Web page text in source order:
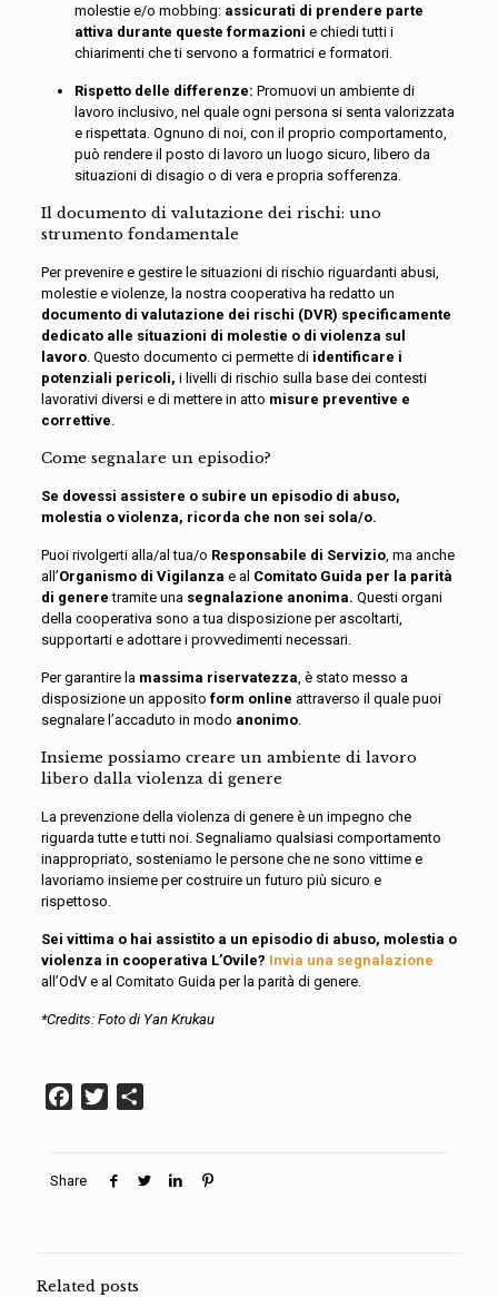
molestie e/o mobbing: assicurati di prendere parte
attiva durante queste formazioni e chiedi tutti i
chiarimenti che ti servono a formatrici e formatori.
Rispetto delle differenze: Promuovi un ambiente di
lavoro inclusivo, nel quale ogni persona si senta valorizzata
e rispettata. Ognuno di noi, con il proprio comportamento,
può rendere il posto di lavoro un luogo sicuro, libero da
situazioni di disagio o di vera e propria sofferenza.
Il documento di valutazione dei rischi: uno
strumento fondamentale
Per prevenire e gestire le situazioni di rischio riguardanti abusi,
molestie e violenze, la nostra cooperativa ha redatto un
documento di valutazione dei rischi (DVR) specificamente
dedicato alle situazioni di molestie o di violenza sul
lavoro. Questo documento ci permette di identificare i
potenziali pericoli, i livelli di rischio sulla base dei contesti
lavorativi diversi e di mettere in atto misure preventive e
correttive.
Come segnalare un episodio?
Se dovessi assistere o subire un episodio di abuso,
molestia o violenza, ricorda che non sei sola/o.
Puoi rivolgerti alla/al tua/o Responsabile di Servizio, ma anche
all’Organismo di Vigilanza e al Comitato Guida per la parità
di genere tramite una segnalazione anonima. Questi organi
della cooperativa sono a tua disposizione per ascoltarti,
supportarti e adottare i provvedimenti necessari.
Per garantire la massima riservatezza, è stato messo a
disposizione un apposito form online attraverso il quale puoi
segnalare l’accaduto in modo anonimo.
Insieme possiamo creare un ambiente di lavoro
libero dalla violenza di genere
La prevenzione della violenza di genere è un impegno che
riguarda tutte e tutti noi. Segnaliamo qualsiasi comportamento
inappropriato, sosteniamo le persone che ne sono vittime e
lavoriamo insieme per costruire un futuro più sicuro e
rispettoso.
Sei vittima o hai assistito a un episodio di abuso, molestia o
violenza in cooperativa L’Ovile? Invia una segnalazione
all’OdV e al Comitato Guida per la parità di genere.
*Credits: Foto di Yan Krukau
Facebook
Twitter
Share
Related posts